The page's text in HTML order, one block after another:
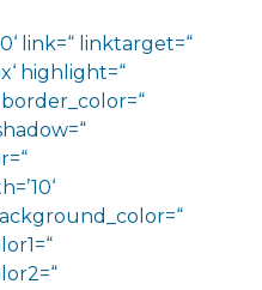
link=“ linktarget=“
highlight=“